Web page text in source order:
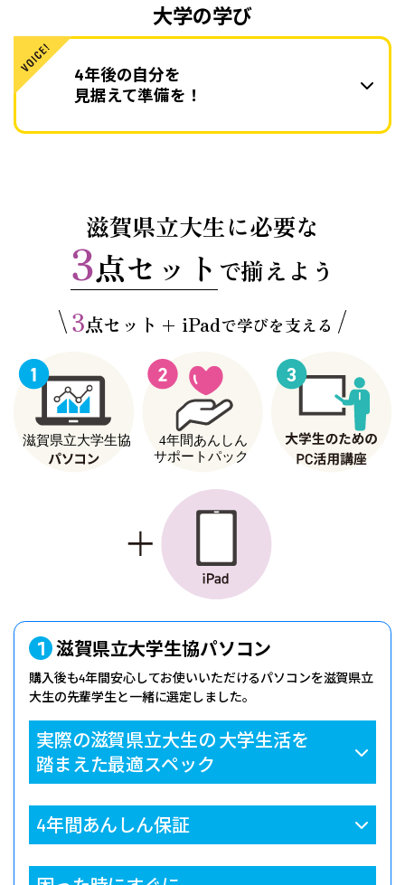
大学の学び
4年後の自分を
見据えて準備を！
滋賀県立大生に必要な
3点セット で揃えよう
3点セット ＋ iPadで学びを支える
1 滋賀県立大学生協パソコン
購入後も4年間安心してお使いいただけるパソコンを滋賀県立
大生の先輩学生と一緒に選定しました。
実際の滋賀県立大生の 大学生活を
踏まえた最適スペック
4年間あんしん保証